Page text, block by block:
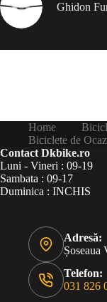
Ghidon
Home
Biciclete de
Contact Dkbike.ro
Luni - Vineri : 09-19
Sambata : 09-17
Duminica : INCHIS
Adresă:
Telefon:
031 826